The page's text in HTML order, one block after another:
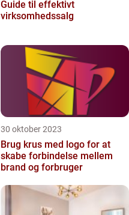
Guide til effektivt
virksomhedssalg
30 oktober 2023
Brug krus med logo for at
skabe forbindelse mellem
brand og forbruger